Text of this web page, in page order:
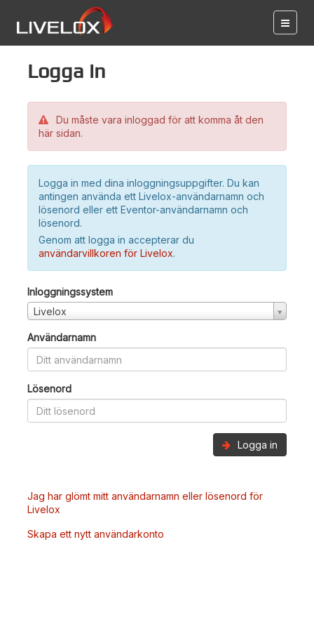
Logga in
Du måste vara inloggad för att komma åt den
här sidan.
Logga in med dina inloggningsuppgifter. Du kan
antingen använda ett Livelox-användarnamn och
lösenord eller ett Eventor-användarnamn och
lösenord.
Genom att logga in accepterar du
användarvillkoren för Livelox.
Inloggningssystem
Livelox
Användarnamn
Lösenord
Logga in
Jag har glömt mitt användarnamn eller lösenord för
Livelox
Skapa ett nytt användarkonto